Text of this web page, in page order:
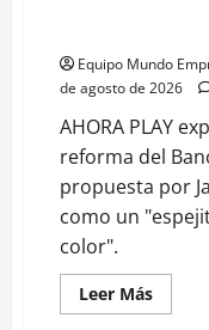
Equipo Mundo
de agosto de 2026
AHORA PLAY
reforma del
propuesta por
como un
color".
Leer MásLeer
más